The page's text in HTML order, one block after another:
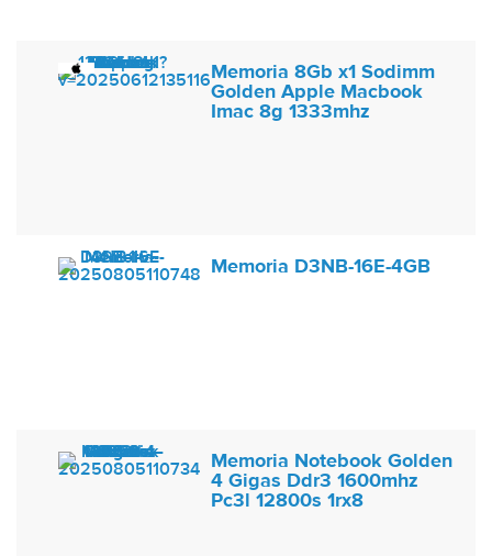
Memoria 8Gb x1 Sodimm
Golden Apple Macbook
Imac 8g 1333mhz
Memoria D3NB-16E-4GB
Memoria Notebook Golden
4 Gigas Ddr3 1600mhz
Pc3l 12800s 1rx8